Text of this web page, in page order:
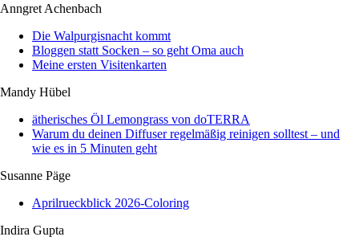
Anngret Achenbach
Die Walpurgisnacht kommt
Bloggen statt Socken – so geht Oma auch
Meine ersten Visitenkarten
Mandy Hübel
ätherisches Öl Lemongrass von doTERRA
Warum du deinen Diffuser regelmäßig reinigen solltest – und
wie es in 5 Minuten geht
Susanne Päge
Aprilrueckblick 2026-Coloring
Indira Gupta